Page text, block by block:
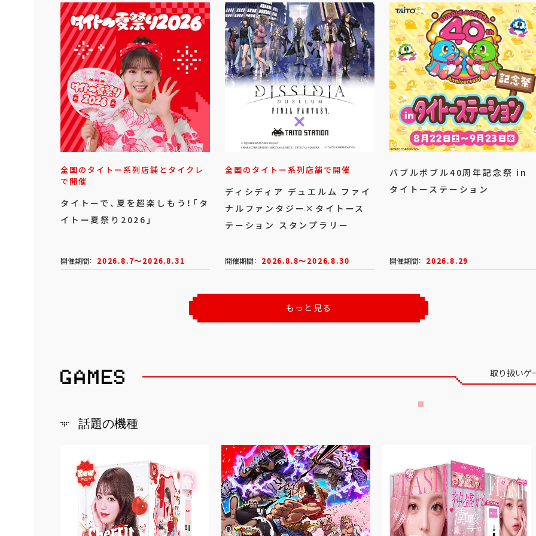
全国のタイトー系列店舗とタイクレ
で開催
タイトーで、夏を超楽しもう！「タ
イトー夏祭り2026」
開催期間： 2026.8.7～2026.8.31
全国のタイトー系列店舗で開催
ディシディア デュエルム ファイ
ナルファンタジー×タイトース
テーション スタンプラリー
開催期間： 2026.8.8～2026.8.30
バブルボブル40周年記念祭 in
タイトーステーション
開催期間： 2026.8.29
もっと見る
取り扱いゲ
話題の機種